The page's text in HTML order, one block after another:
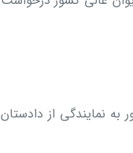
دیوان عالی کشور به نمایندگی از دادستان